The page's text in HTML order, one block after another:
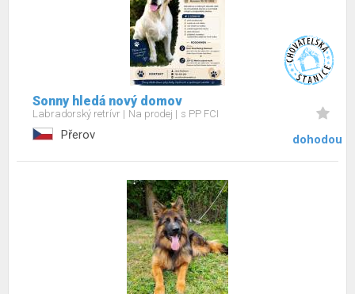
Sonny hledá nový domov
Labradorský retrívr Na prodej s PP FCI
Přerov dohodou